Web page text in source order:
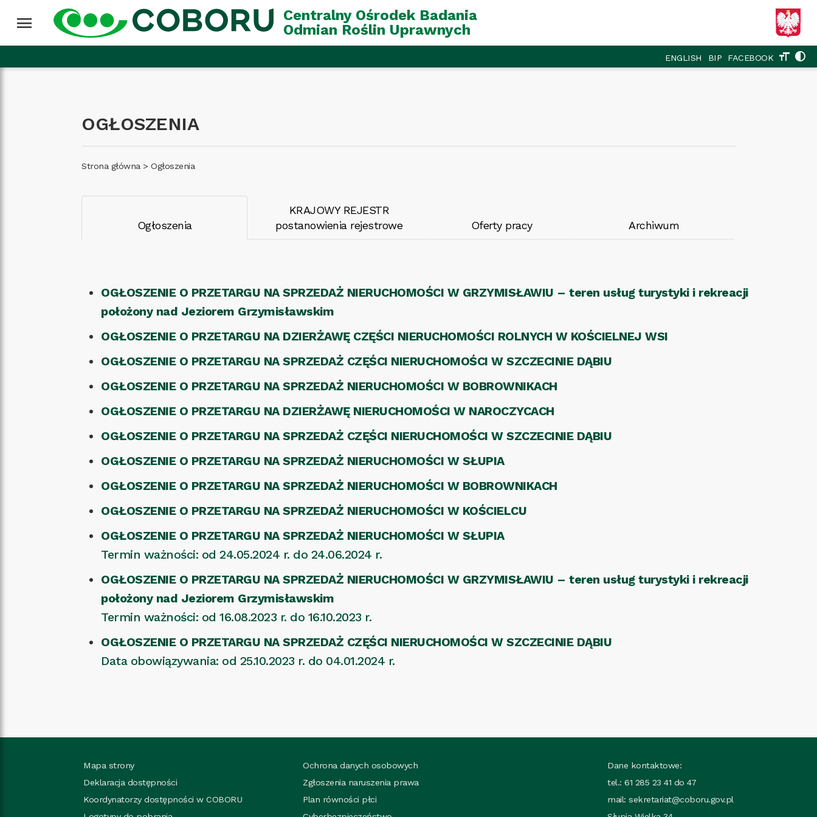
Przejdź do treści
menu
Centralny Ośrodek Badania
Odmian Roślin Uprawnych
ENGLISH BIP FACEBOOK format_size contrast
OGŁOSZENIA
Strona główna >Ogłoszenia
Ogłoszenia
KRAJOWY REJESTR
postanowienia rejestrowe
Oferty pracy Archiwum
OGŁOSZENIE O PRZETARGU NA SPRZEDAŻ NIERUCHOMOŚCI W GRZYMISŁAWIU – teren usług turystyki i rekreacji
położony nad Jeziorem Grzymisławskim
OGŁOSZENIE O PRZETARGU NA DZIERŻAWĘ CZĘŚCI NIERUCHOMOŚCI ROLNYCH W KOŚCIELNEJ WSI
OGŁOSZENIE O PRZETARGU NA SPRZEDAŻ CZĘŚCI NIERUCHOMOŚCI W SZCZECINIE DĄBIU
OGŁOSZENIE O PRZETARGU NA SPRZEDAŻ NIERUCHOMOŚCI W BOBROWNIKACH
OGŁOSZENIE O PRZETARGU NA DZIERŻAWĘ NIERUCHOMOŚCI W NAROCZYCACH
OGŁOSZENIE O PRZETARGU NA SPRZEDAŻ CZĘŚCI NIERUCHOMOŚCI W SZCZECINIE DĄBIU
OGŁOSZENIE O PRZETARGU NA SPRZEDAŻ NIERUCHOMOŚCI W SŁUPIA
OGŁOSZENIE O PRZETARGU NA SPRZEDAŻ NIERUCHOMOŚCI W BOBROWNIKACH
OGŁOSZENIE O PRZETARGU NA SPRZEDAŻ NIERUCHOMOŚCI W KOŚCIELCU
OGŁOSZENIE O PRZETARGU NA SPRZEDAŻ NIERUCHOMOŚCI W SŁUPIA
Termin ważności: od 24.05.2024 r. do 24.06.2024 r.
OGŁOSZENIE O PRZETARGU NA SPRZEDAŻ NIERUCHOMOŚCI W GRZYMISŁAWIU – teren usług turystyki i rekreacji
położony nad Jeziorem Grzymisławskim
Termin ważności: od 16.08.2023 r. do 16.10.2023 r.
OGŁOSZENIE O PRZETARGU NA SPRZEDAŻ CZĘŚCI NIERUCHOMOŚCI W SZCZECINIE DĄBIU
Data obowiązywania: od 25.10.2023 r. do 04.01.2024 r.
Mapa strony
Deklaracja dostępności
Koordynatorzy dostępności w COBORU
Ochrona danych osobowych
Zgłoszenia naruszenia prawa
Plan równości płci
Dane kontaktowe:
tel.: 61 285 23 41 do 47
mail:sekretariat@coboru.gov.pl
Wróć na górę